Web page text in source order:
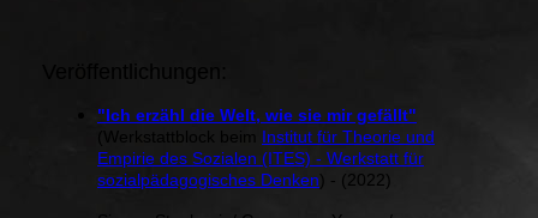
Veröffentlichungen:
"Ich erzähl die Welt, wie sie mir gefällt"
(Werkstattblock beim Institut für Theorie und
Empirie des Sozialen (ITES) - Werkstatt für
sozialpädagogisches Denken) - (2022)